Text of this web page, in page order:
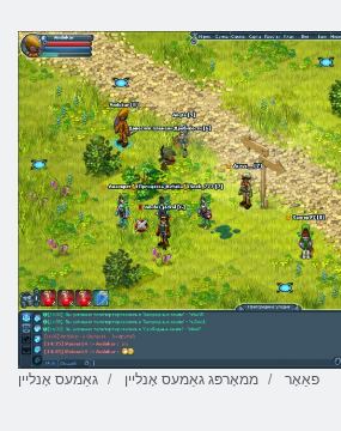
גאַמעס אָנליין ממאָרפּג גאַמעס אָנליין פאַאָר